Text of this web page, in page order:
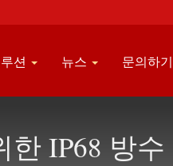
션 뉴스 문의하기
IP68 방수